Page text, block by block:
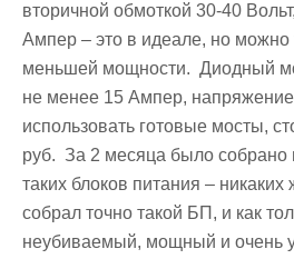
вторичной обмоткой 30-40
Ампер – это в идеале, но
меньшей мощности. Диодный
не менее 15 Ампер,
использовать готовые мосты,
руб. За 2 месяца было
таких блоков питания –
собрал точно такой БП, и как
неубиваемый, мощный и очень